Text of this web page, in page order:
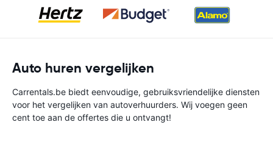
Auto huren vergelijken
Carrentals.be biedt eenvoudige, gebruiksvriendelijke diensten
voor het vergelijken van autoverhuurders. Wij voegen geen
cent toe aan de offertes die u ontvangt!